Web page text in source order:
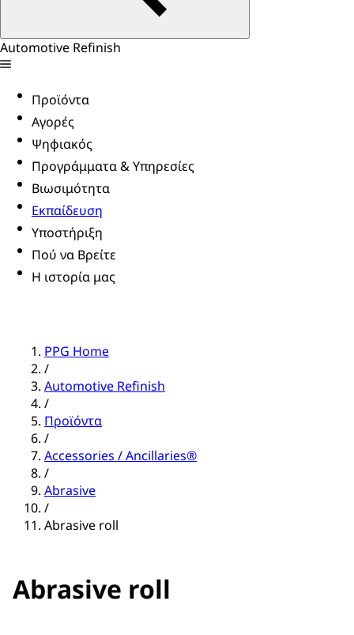
Automotive Refinish
Προϊόντα
Αγορές
Ψηφιακός
Προγράμματα & Υπηρεσίες
Βιωσιμότητα
Εκπαίδευση
Υποστήριξη
Πού να Βρείτε
Η ιστορία μας
PPG Home
/
Automotive Refinish
/
Προϊόντα
/
Accessories / Ancillaries®
/
Abrasive
/
Abrasive roll
Abrasive roll